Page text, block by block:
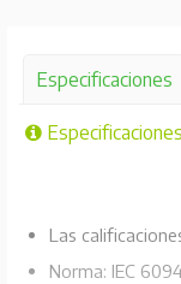
Especificaciones
Las
Norma: IEC